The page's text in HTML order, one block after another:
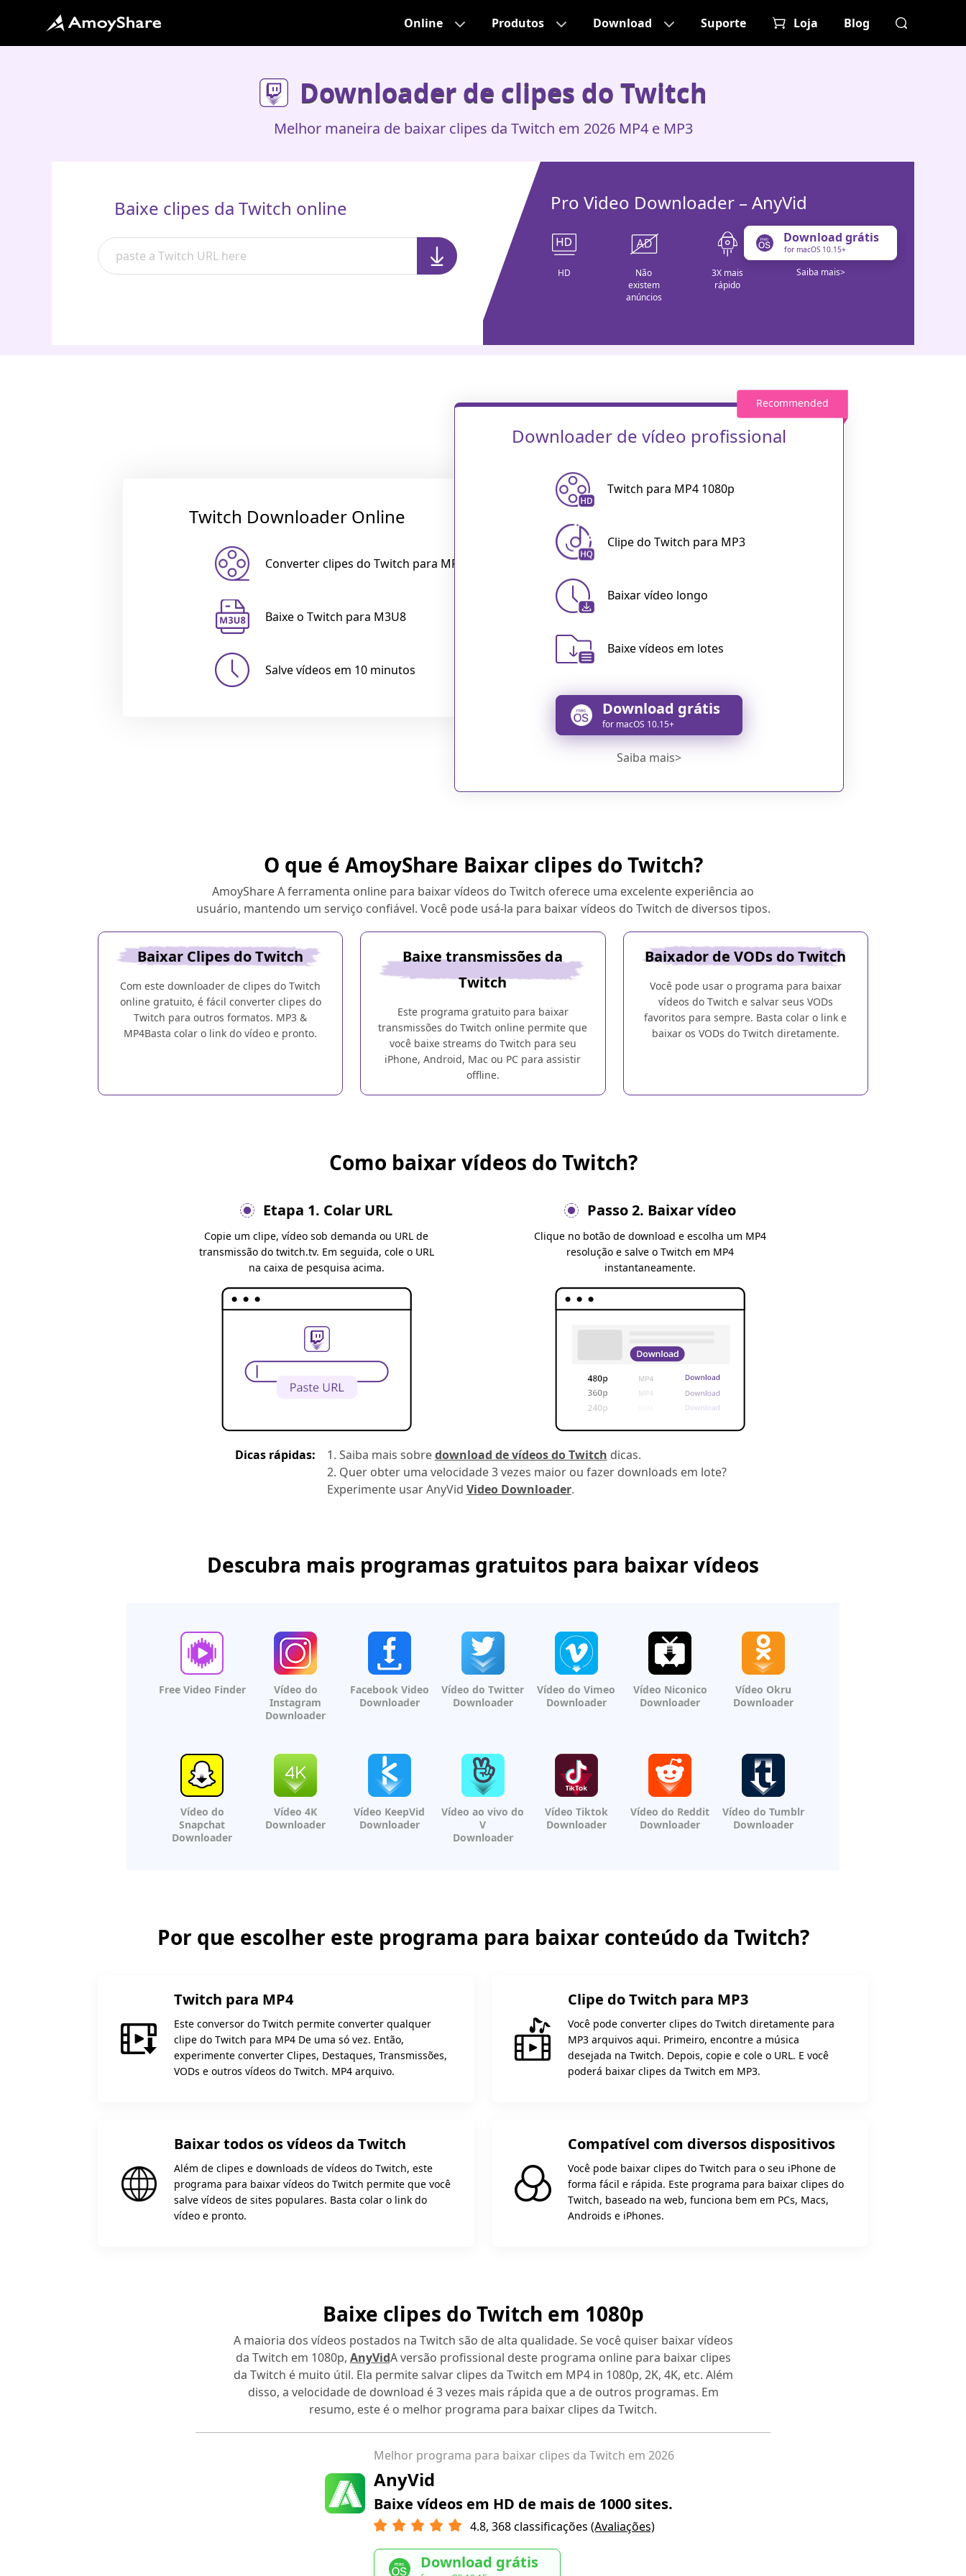
Online Produtos Download Suporte Loja Blog
Downloader de clipes do Twitch
Melhor maneira de baixar clipes da Twitch em 2026 MP4 e MP3
Baixe clipes da Twitch online Pro Video Downloader – AnyVid
HD
Não
existem
anúncios
3X mais
rápido
Download grátis
for macOS 10.15+
Saiba mais>
Twitch Downloader Online
Converter clipes do Twitch para MP4
Baixe o Twitch para M3U8
Salve vídeos em 10 minutos
Downloader de vídeo profissional
Twitch para MP4 1080p
Clipe do Twitch para MP3
Baixar vídeo longo
Baixe vídeos em lotes
Download grátis
for macOS 10.15+
Saiba mais>
O que é AmoyShare Baixar clipes do Twitch?
AmoyShare A ferramenta online para baixar vídeos do Twitch oferece uma excelente experiência ao
usuário, mantendo um serviço confiável. Você pode usá-la para baixar vídeos do Twitch de diversos tipos.
Baixar Clipes do Twitch
Com este downloader de clipes do Twitch
online gratuito, é fácil converter clipes do
Twitch para outros formatos. MP3 &
MP4Basta colar o link do vídeo e pronto.
Baixe transmissões da
Twitch
Este programa gratuito para baixar
transmissões do Twitch online permite que
você baixe streams do Twitch para seu
iPhone, Android, Mac ou PC para assistir
offline.
Baixador de VODs do Twitch
Você pode usar o programa para baixar
vídeos do Twitch e salvar seus VODs
favoritos para sempre. Basta colar o link e
baixar os VODs do Twitch diretamente.
Como baixar vídeos do Twitch?
Etapa 1. Colar URL
Copie um clipe, vídeo sob demanda ou URL de
transmissão do twitch.tv. Em seguida, cole o URL
na caixa de pesquisa acima.
Passo 2. Baixar vídeo
Clique no botão de download e escolha um MP4
resolução e salve o Twitch em MP4
instantaneamente.
Dicas rápidas: 1. Saiba mais sobredownload de vídeos do Twitch dicas.
2. Quer obter uma velocidade 3 vezes maior ou fazer downloads em lote?
Experimente usar AnyVid Video Downloader.
Descubra mais programas gratuitos para baixar vídeos
Free Video Finder
Vídeo do
Instagram
Downloader
Facebook Video
Downloader
Vídeo do Twitter
Downloader
Vídeo do Vimeo
Downloader
Vídeo Niconico
Downloader
Vídeo Okru
Downloader
Vídeo do
Snapchat
Downloader
Vídeo 4K
Downloader
Vídeo KeepVid
Downloader
Vídeo ao vivo do
V
Downloader
Vídeo Tiktok
Downloader
Vídeo do Reddit
Downloader
Vídeo do Tumblr
Downloader
Por que escolher este programa para baixar conteúdo da Twitch?
Twitch para MP4
Este conversor do Twitch permite converter qualquer
clipe do Twitch para MP4 De uma só vez. Então,
experimente converter Clipes, Destaques, Transmissões,
VODs e outros vídeos do Twitch. MP4 arquivo.
Clipe do Twitch para MP3
Você pode converter clipes do Twitch diretamente para
MP3 arquivos aqui. Primeiro, encontre a música
desejada na Twitch. Depois, copie e cole o URL. E você
poderá baixar clipes da Twitch em MP3.
Baixar todos os vídeos da Twitch
Além de clipes e downloads de vídeos do Twitch, este
programa para baixar vídeos do Twitch permite que você
salve vídeos de sites populares. Basta colar o link do
vídeo e pronto.
Compatível com diversos dispositivos
Você pode baixar clipes do Twitch para o seu iPhone de
forma fácil e rápida. Este programa para baixar clipes do
Twitch, baseado na web, funciona bem em PCs, Macs,
Androids e iPhones.
Baixe clipes do Twitch em 1080p
A maioria dos vídeos postados na Twitch são de alta qualidade. Se você quiser baixar vídeos
da Twitch em 1080p, AnyVidA versão profissional deste programa online para baixar clipes
da Twitch é muito útil. Ela permite salvar clipes da Twitch em MP4 in 1080p, 2K, 4K, etc. Além
disso, a velocidade de download é 3 vezes mais rápida que a de outros programas. Em
resumo, este é o melhor programa para baixar clipes da Twitch.
Melhor programa para baixar clipes da Twitch em 2026
AnyVid
Baixe vídeos em HD de mais de 1000 sites.
4.8, 368classificações (Avaliações)
Download grátis